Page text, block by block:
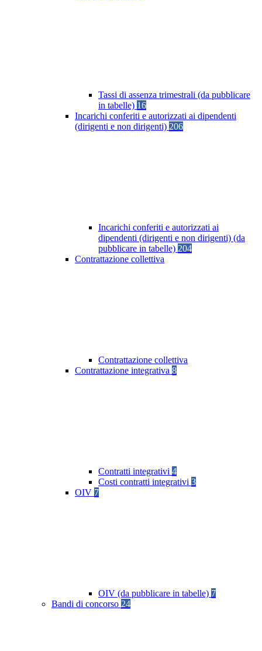
Tassi di assenza trimestrali (da pubblicare
in tabelle) 16
Incarichi conferiti e autorizzati ai dipendenti
(dirigenti e non dirigenti) 206
Incarichi conferiti e autorizzati ai
dipendenti (dirigenti e non dirigenti) (da
pubblicare in tabelle) 204
Contrattazione collettiva
Contrattazione collettiva
Contrattazione integrativa 8
Contratti integrativi 4
Costi contratti integrativi 3
OIV 7
OIV (da pubblicare in tabelle) 7
Bandi di concorso 24